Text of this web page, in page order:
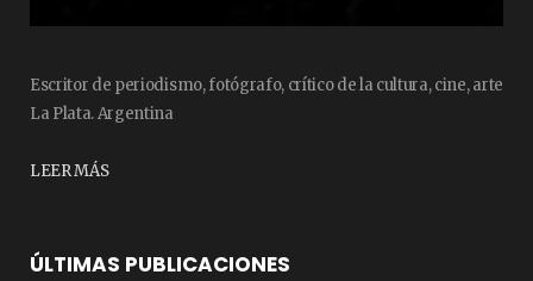
Escritor de periodismo, fotógrafo, crítico de la cultura, cine, arte
La Plata. Argentina
LEER MÁS
ÚLTIMAS PUBLICACIONES